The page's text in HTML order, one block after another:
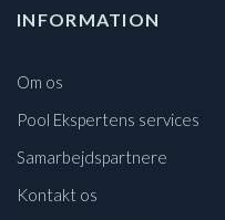
INFORMATION
Om os
Pool Ekspertens services
Samarbejdspartnere
Kontakt os